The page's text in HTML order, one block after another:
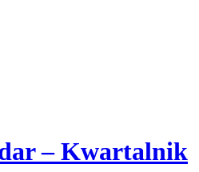
– Kwartalnik